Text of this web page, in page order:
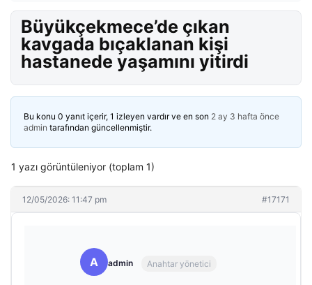
Büyükçekmece’de çıkan
kavgada bıçaklanan kişi
hastanede yaşamını yitirdi
Bu konu 0 yanıt içerir, 1 izleyen vardır ve en son 2 ay 3 hafta önce
admin tarafından güncellenmiştir.
1 yazı görüntüleniyor (toplam 1)
12/05/2026: 11:47 pm #17171
A admin Anahtar yönetici